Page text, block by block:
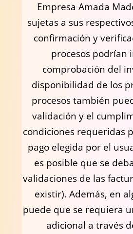
Empresa Amada
sujetas a sus
confirmación y
procesos podrían
comprobación del
disponibilidad de los
procesos también
validación y el
condiciones requeridas
pago elegida por el
es posible que se
validaciones de las
existir). Además, en
puede que se requiera
adicional a través